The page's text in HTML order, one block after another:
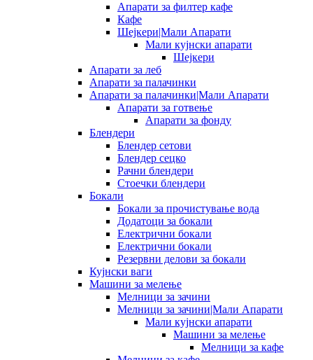
Апарати за филтер кафе
Кафе
Шејкери|Мали Апарати
Мали кујнски апарати
Шејкери
Апарати за леб
Апарати за палачинки
Апарати за палачинки|Мали Апарати
Апарати за готвење
Апарати за фонду
Блендери
Блендер сетови
Блендер сецко
Рачни блендери
Стоечки блендери
Бокали
Бокали за прочистување вода
Додатоци за бокали
Електрични бокали
Електрични бокали
Резервни делови за бокали
Кујнски ваги
Машини за мелење
Мелници за зачини
Мелници за зачини|Мали Апарати
Мали кујнски апарати
Машини за мелење
Мелници за кафе